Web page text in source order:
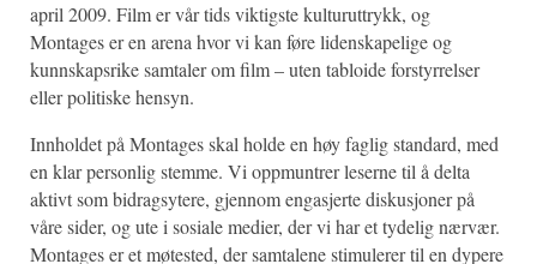
april 2009. Film er vår tids viktigste kulturuttrykk, og
Montages er en arena hvor vi kan føre lidenskapelige og
kunnskapsrike samtaler om film – uten tabloide forstyrrelser
eller politiske hensyn.
Innholdet på Montages skal holde en høy faglig standard, med
en klar personlig stemme. Vi oppmuntrer leserne til å delta
aktivt som bidragsytere, gjennom engasjerte diskusjoner på
våre sider, og ute i sosiale medier, der vi har et tydelig nærvær.
Montages er et møtested, der samtalene stimulerer til en dypere